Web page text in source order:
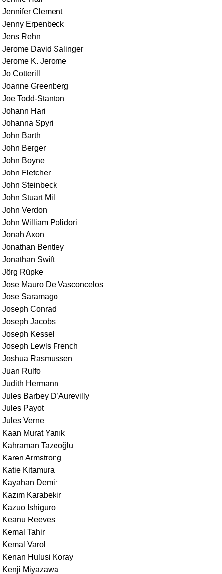
Jennifer Clement
Jenny Erpenbeck
Jens Rehn
Jerome David Salinger
Jerome K. Jerome
Jo Cotterill
Joanne Greenberg
Joe Todd-Stanton
Johann Hari
Johanna Spyri
John Barth
John Berger
John Boyne
John Fletcher
John Steinbeck
John Stuart Mill
John Verdon
John William Polidori
Jonah Axon
Jonathan Bentley
Jonathan Swift
Jörg Rüpke
Jose Mauro De Vasconcelos
Jose Saramago
Joseph Conrad
Joseph Jacobs
Joseph Kessel
Joseph Lewis French
Joshua Rasmussen
Juan Rulfo
Judith Hermann
Jules Barbey D’Aurevilly
Jules Payot
Jules Verne
Kaan Murat Yanık
Kahraman Tazeoğlu
Karen Armstrong
Katie Kitamura
Kayahan Demir
Kazım Karabekir
Kazuo Ishiguro
Keanu Reeves
Kemal Tahir
Kemal Varol
Kenan Hulusi Koray
Kenji Miyazawa